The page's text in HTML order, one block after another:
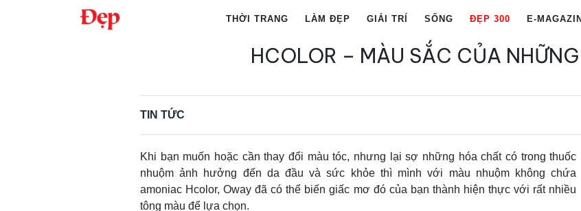
THỜI TRANG LÀM ĐẸP GIẢI TRÍ SỐNG ĐẸP 300 E-
HCOLOR – MÀU SẮC CỦA
TIN TỨC
Khi bạn muốn hoặc cần thay đổi màu tóc, nhưng lại sợ những hóa chất có trong thuốc
nhuộm ảnh hưởng đến da đầu và sức khỏe thì mình với màu nhuộm không chứa
amoniac Hcolor, Oway đã có thể biến giấc mơ đó của bạn thành hiện thực với rất nhiều
tông màu để lựa chọn.